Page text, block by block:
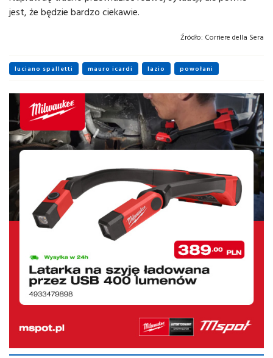
jest, że będzie bardzo ciekawie.
Źródło: Corriere della Sera
luciano spalletti mauro icardi lazio powołani